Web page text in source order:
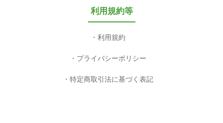
利用規約等
利用規約
プライバシーポリシー
特定商取引法に基づく表記